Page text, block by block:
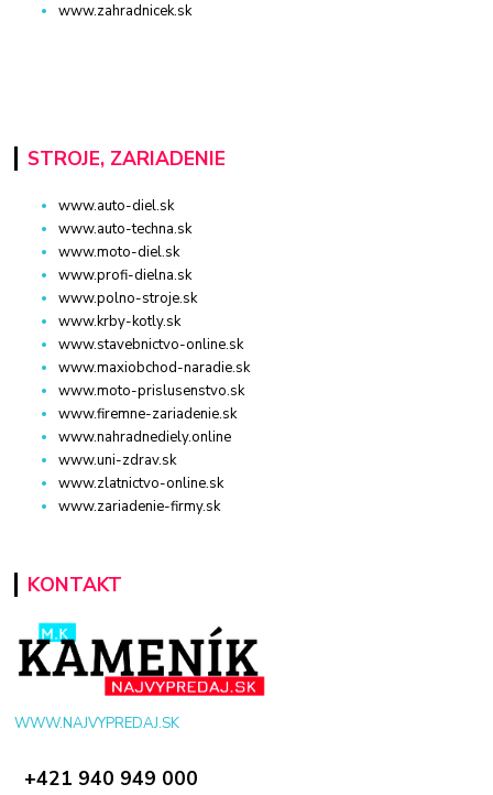
www.zahradnicek.sk
STROJE, ZARIADENIE
www.auto-diel.sk
www.auto-techna.sk
www.moto-diel.sk
www.profi-dielna.sk
www.polno-stroje.sk
www.krby-kotly.sk
www.stavebnictvo-online.sk
www.maxiobchod-naradie.sk
www.moto-prislusenstvo.sk
www.firemne-zariadenie.sk
www.nahradnediely.online
www.uni-zdrav.sk
www.zlatnictvo-online.sk
www.zariadenie-firmy.sk
KONTAKT
WWW.NAJVYPREDAJ.SK
+421 940 949 000